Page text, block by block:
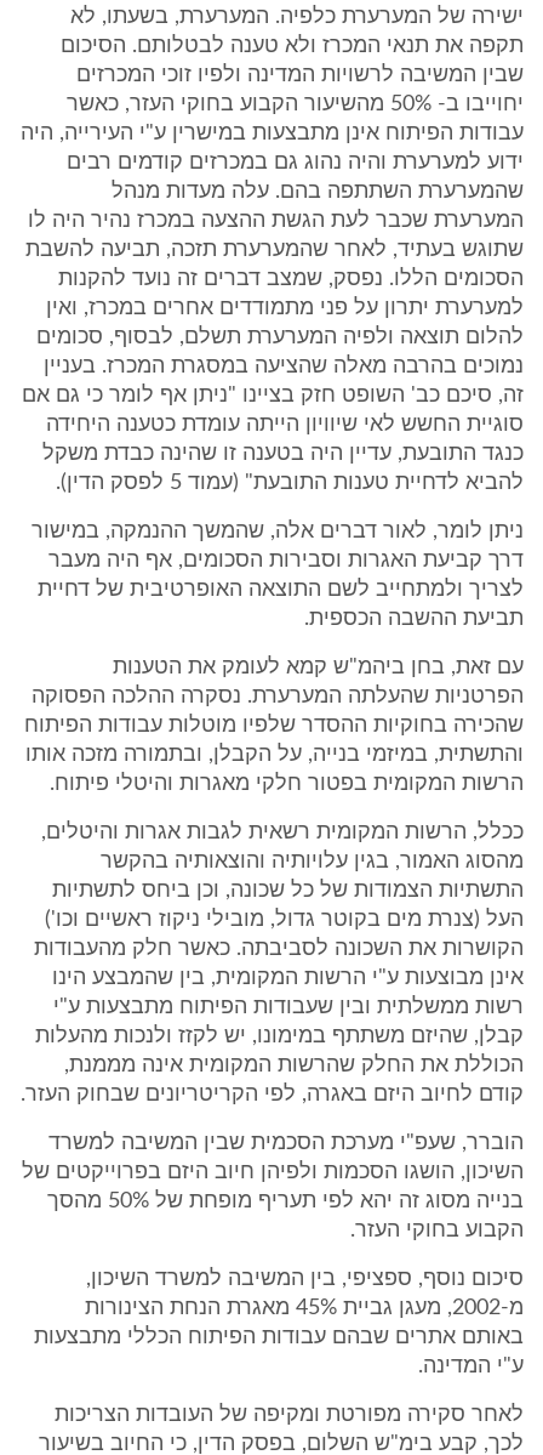
ישירה של המערערת כלפיה. המערערת, בשעתו, לא
תקפה את תנאי המכרז ולא טענה לבטלותם. הסיכום
שבין המשיבה לרשויות המדינה ולפיו זוכי המכרזים
יחוייבו ב- 50% מהשיעור הקבוע בחוקי העזר, כאשר
עבודות הפיתוח אינן מתבצעות במישרין ע"י העירייה, היה
ידוע למערערת והיה נהוג גם במכרזים קודמים רבים
שהמערערת השתתפה בהם. עלה מעדות מנהל
המערערת שכבר לעת הגשת ההצעה במכרז נהיר היה לו
שתוגש בעתיד, לאחר שהמערערת תזכה, תביעה להשבת
הסכומים הללו. נפסק, שמצב דברים זה נועד להקנות
למערערת יתרון על פני מתמודדים אחרים במכרז, ואין
להלום תוצאה ולפיה המערערת תשלם, לבסוף, סכומים
נמוכים בהרבה מאלה שהציעה במסגרת המכרז. בעניין
זה, סיכם כב' השופט חזק בציינו "ניתן אף לומר כי גם אם
סוגיית החשש לאי שיוויון הייתה עומדת כטענה היחידה
כנגד התובעת, עדיין היה בטענה זו שהינה כבדת משקל
להביא לדחיית טענות התובעת" (עמוד 5 לפסק הדין).
ניתן לומר, לאור דברים אלה, שהמשך ההנמקה, במישור
דרך קביעת האגרות וסבירות הסכומים, אף היה מעבר
לצריך ולמתחייב לשם התוצאה האופרטיבית של דחיית
תביעת ההשבה הכספית.
עם זאת, בחן ביהמ"ש קמא לעומק את הטענות
הפרטניות שהעלתה המערערת. נסקרה ההלכה הפסוקה
שהכירה בחוקיות ההסדר שלפיו מוטלות עבודות הפיתוח
והתשתית, במיזמי בנייה, על הקבלן, ובתמורה מזכה אותו
הרשות המקומית בפטור חלקי מאגרות והיטלי פיתוח.
ככלל, הרשות המקומית רשאית לגבות אגרות והיטלים,
מהסוג האמור, בגין עלויותיה והוצאותיה בהקשר
התשתיות הצמודות של כל שכונה, וכן ביחס לתשתיות
העל (צנרת מים בקוטר גדול, מובילי ניקוז ראשיים וכו')
הקושרות את השכונה לסביבתה. כאשר חלק מהעבודות
אינן מבוצעות ע"י הרשות המקומית, בין שהמבצע הינו
רשות ממשלתית ובין שעבודות הפיתוח מתבצעות ע"י
קבלן, שהיזם משתתף במימונו, יש לקזז ולנכות מהעלות
הכוללת את החלק שהרשות המקומית אינה מממנת,
קודם לחיוב היזם באגרה, לפי הקריטריונים שבחוק העזר.
הוברר, שעפ"י מערכת הסכמית שבין המשיבה למשרד
השיכון, הושגו הסכמות ולפיהן חיוב היזם בפרוייקטים של
בנייה מסוג זה יהא לפי תעריף מופחת של 50% מהסך
הקבוע בחוקי העזר.
סיכום נוסף, ספציפי, בין המשיבה למשרד השיכון,
מ-2002, מעגן גביית 45% מאגרת הנחת הצינורות
באותם אתרים שבהם עבודות הפיתוח הכללי מתבצעות
ע"י המדינה.
לאחר סקירה מפורטת ומקיפה של העובדות הצריכות
לכך, קבע בימ"ש השלום, בפסק הדין, כי החיוב בשיעור